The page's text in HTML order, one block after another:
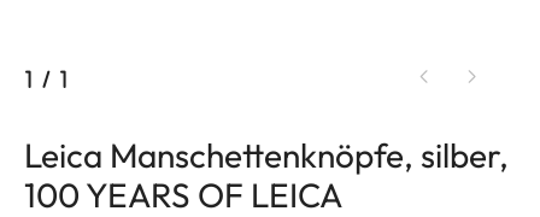
1 / 1
Leica Manschettenknöpfe, silber,
100 YEARS OF LEICA